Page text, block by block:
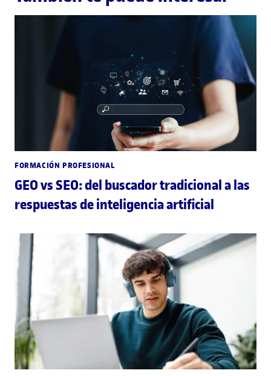
FORMACIÓN PROFESIONAL
GEO vs SEO: del buscador tradicional a las
respuestas de inteligencia artificial